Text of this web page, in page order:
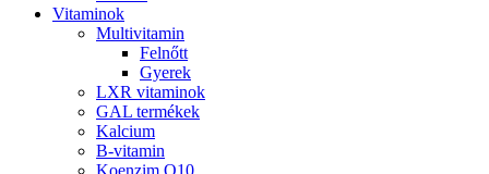
Vitaminok
Multivitamin
Felnőtt
Gyerek
LXR vitaminok
GAL termékek
Kalcium
B-vitamin
Koenzim Q10